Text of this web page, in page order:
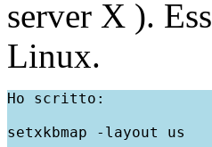
server X ).
Linux.
Ho scritto:
setxkbmap -layout us